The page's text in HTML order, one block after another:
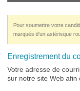
Pour soumettre votre
marqués d'un astérisque
Enregistrement du
Votre adresse de
sur notre site Web afin